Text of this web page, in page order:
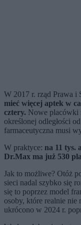
W 2017 r. rząd Prawa i
mieć więcej aptek w
cztery. Nowe placówki
określonej odległości
farmaceutyczna musi
W praktyce: na 11 tys.
Dr.Max ma już 530
Jak to możliwe? Otóż
sieci nadal szybko się
się to poprzez model
osoby, które realnie nie
ukrócono w 2024 r.